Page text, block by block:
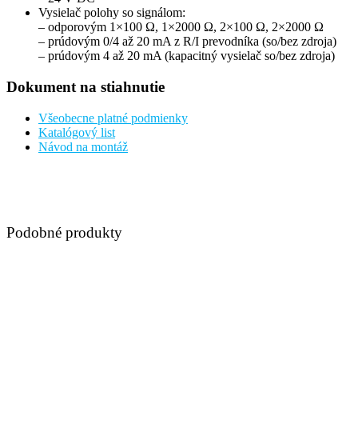
Vysielač polohy so signálom:
– odporovým 1×100 Ω, 1×2000 Ω, 2×100 Ω, 2×2000 Ω
– prúdovým 0/4 až 20 mA z R/I prevodníka (so/bez zdroja)
– prúdovým 4 až 20 mA (kapacitný vysielač so/bez zdroja)
Dokument na stiahnutie
Všeobecne platné podmienky
Katalógový list
Návod na montáž
Podobné produkty